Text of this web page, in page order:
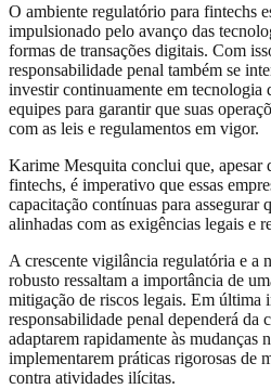
O ambiente regulatório para fintechs
impulsionado pelo avanço das
formas de transações digitais. Com
responsabilidade penal também se
investir continuamente em tecnologia
equipes para garantir que suas
com as leis e regulamentos em vigor.
Karime Mesquita conclui que, apesar
fintechs, é imperativo que essas
capacitação contínuas para assegurar
alinhadas com as exigências legais e
A crescente vigilância regulatória e a
robusto ressaltam a importância de
mitigação de riscos legais. Em última
responsabilidade penal dependerá da
adaptarem rapidamente às mudanças
implementarem práticas rigorosas de
contra atividades ilícitas.